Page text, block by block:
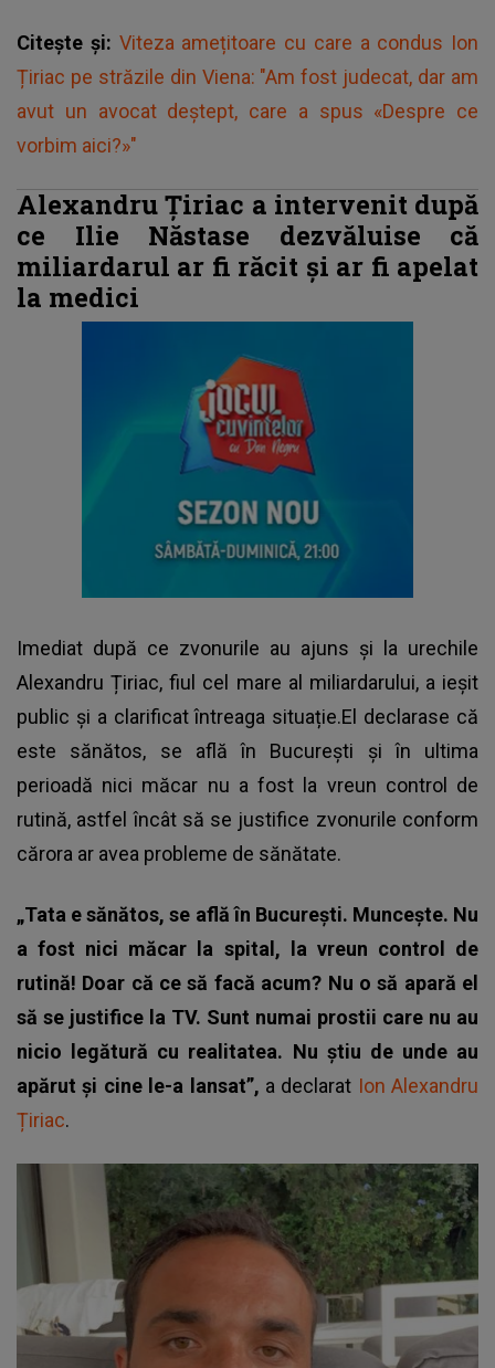
Citește și: Viteza amețitoare cu care a condus Ion
Țiriac pe străzile din Viena: "Am fost judecat, dar am
avut un avocat deştept, care a spus «Despre ce
vorbim aici?»"
Alexandru Ţiriac a intervenit după
ce Ilie Năstase dezvăluise că
miliardarul ar fi răcit şi ar fi apelat
la medici
Imediat după ce zvonurile au ajuns și la urechile
Alexandru Țiriac, fiul cel mare al miliardarului, a ieșit
public și a clarificat întreaga situație.El declarase că
este sănătos, se află în București și în ultima
perioadă nici măcar nu a fost la vreun control de
rutină, astfel încât să se justifice zvonurile conform
cărora ar avea probleme de sănătate.
„Tata e sănătos, se află în București. Muncește. Nu
a fost nici măcar la spital, la vreun control de
rutină! Doar că ce să facă acum? Nu o să apară el
să se justifice la TV. Sunt numai prostii care nu au
nicio legătură cu realitatea. Nu știu de unde au
apărut și cine le-a lansat”, a declarat Ion Alexandru
Țiriac.